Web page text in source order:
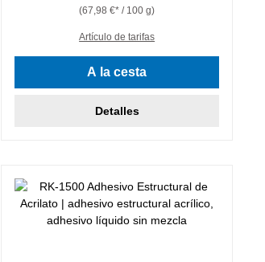
(67,98 €* / 100 g)
Artículo de tarifas
A la cesta
Detalles